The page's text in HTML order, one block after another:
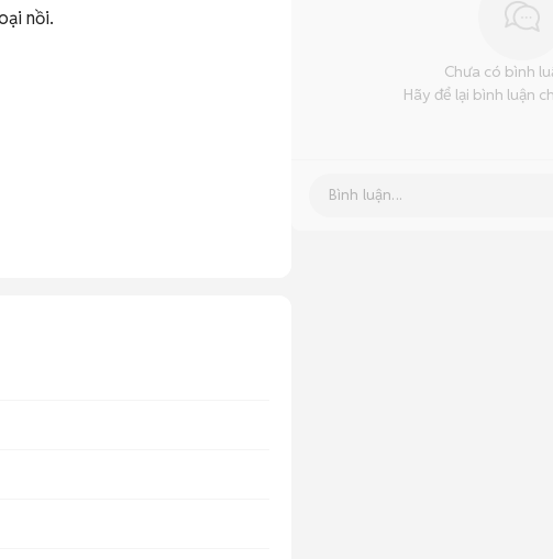
nồi.
Chưa có bình
Hãy để lại bình luận